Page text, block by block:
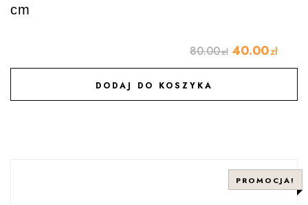
cm
80.00zł 40.00zł
DODAJ DO KOSZYKA
DODAJ DO ULUBIONYCH
PROMOCJA!